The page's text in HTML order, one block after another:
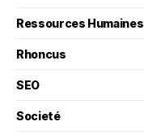
Ressources Humaines
Rhoncus
SEO
Societé